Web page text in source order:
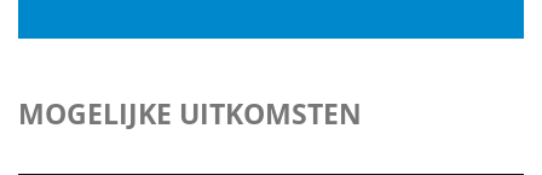
MOGELIJKE UITKOMSTEN